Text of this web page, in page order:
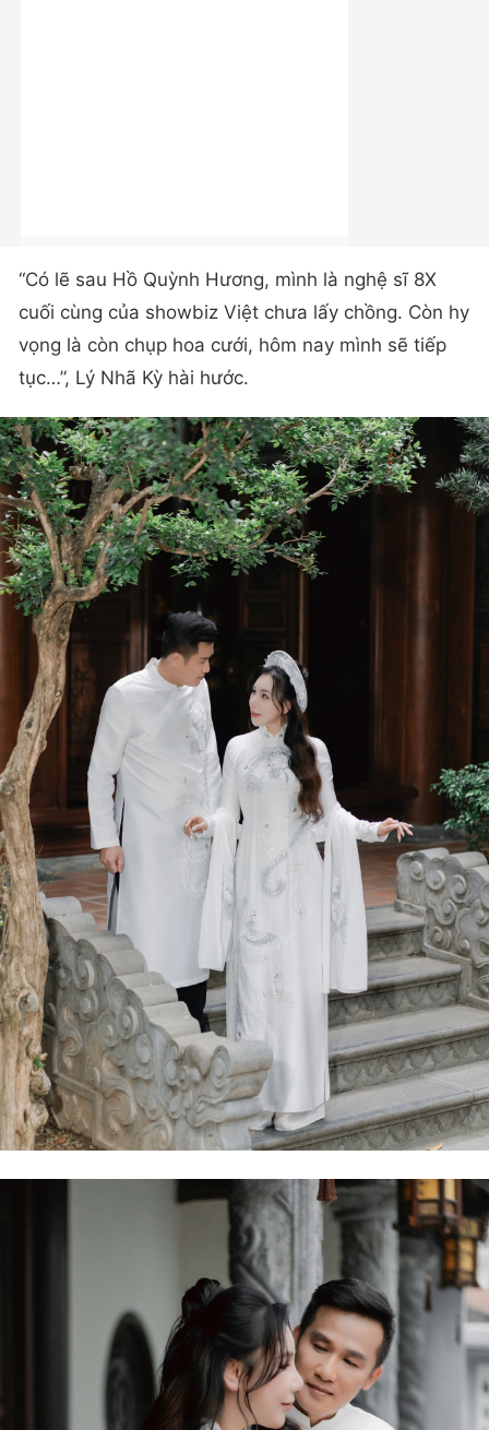
“Có lẽ sau Hồ Quỳnh Hương, mình là nghệ sĩ 8X
cuối cùng của showbiz Việt chưa lấy chồng. Còn hy
vọng là còn chụp hoa cưới, hôm nay mình sẽ tiếp
tục…”, Lý Nhã Kỳ hài hước.